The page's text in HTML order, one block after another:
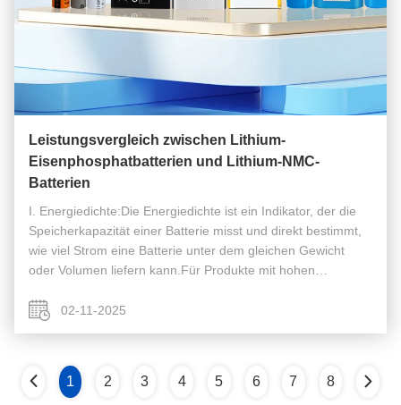
Leistungsvergleich zwischen Lithium-
Eisenphosphatbatterien und Lithium-NMC-
Batterien
I. Energiedichte:Die Energiedichte ist ein Indikator, der die
Speicherkapazität einer Batterie misst und direkt bestimmt,
wie viel Strom eine Batterie unter dem gleichen Gewicht
oder Volumen liefern kann.Für Produkte mit hohen
entscheidende...
02-11-2025
1 2 3 4 5 6 7 8